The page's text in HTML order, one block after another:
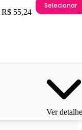
55,24
Selecionar
Ver